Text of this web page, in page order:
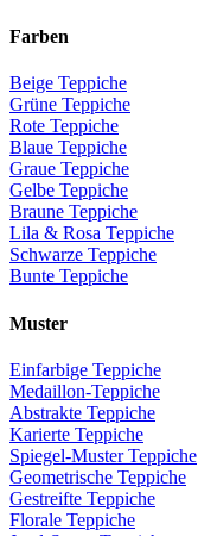
Farben
Beige Teppiche
Grüne Teppiche
Rote Teppiche
Blaue Teppiche
Graue Teppiche
Gelbe Teppiche
Braune Teppiche
Lila & Rosa Teppiche
Schwarze Teppiche
Bunte Teppiche
Muster
Einfarbige Teppiche
Medaillon-Teppiche
Abstrakte Teppiche
Karierte Teppiche
Spiegel-Muster Teppiche
Geometrische Teppiche
Gestreifte Teppiche
Florale Teppiche